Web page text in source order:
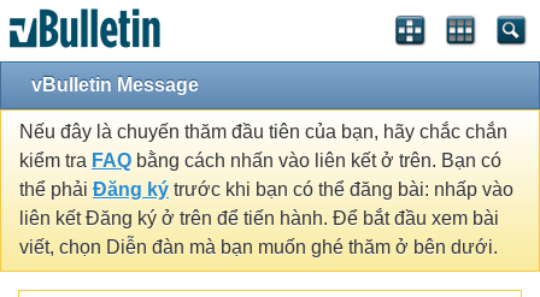
vBulletin Message
Nếu đây là chuyến thăm đầu tiên của bạn, hãy chắc chắn
kiểm tra FAQ bằng cách nhấn vào liên kết ở trên. Bạn có
thể phải Đăng ký trước khi bạn có thể đăng bài: nhấp vào
liên kết Đăng ký ở trên để tiến hành. Để bắt đầu xem bài
viết, chọn Diễn đàn mà bạn muốn ghé thăm ở bên dưới.